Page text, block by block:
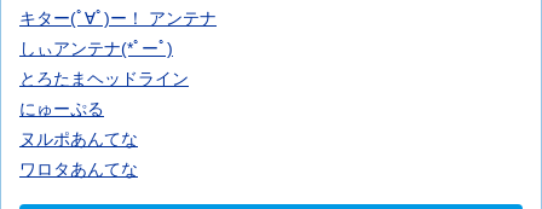
キター(ﾟ∀ﾟ)ー！ アンテナ
しぃアンテナ(*ﾟーﾟ)
とろたまヘッドライン
にゅーぷる
ヌルポあんてな
ワロタあんてな